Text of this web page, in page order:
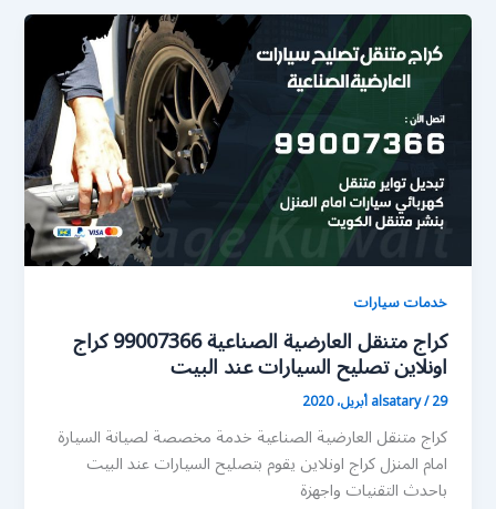
خدمات سيارات
كراج متنقل العارضية الصناعية 99007366 كراج
اونلاين تصليح السيارات عند البيت
alsatary/29 أبريل، 2020
كراج متنقل العارضية الصناعية خدمة مخصصة لصيانة السيارة
امام المنزل كراج اونلاين يقوم بتصليح السيارات عند البيت
باحدث التقنيات واجهزة